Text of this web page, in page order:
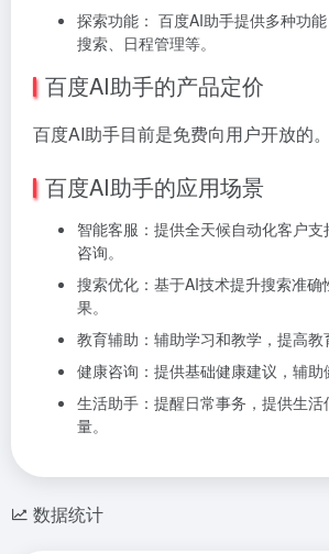
探索功能： 百度AI助手提供多种功能
搜索、日程管理等。
百度AI助手的产品定价
百度AI助手目前是免费向用户开放的。
百度AI助手的应用场景
智能客服：提供全天候自动化客户
咨询。
搜索优化：基于AI技术提升搜索准确
果。
教育辅助：辅助学习和教学，提高教
健康咨询：提供基础健康建议，辅助
生活助手：提醒日常事务，提供生
量。
数据统计